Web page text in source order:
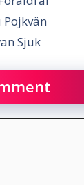
Sjuk